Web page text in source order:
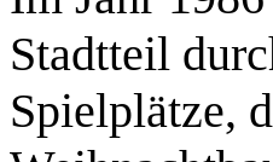
Stadtteil
Spielplätze,